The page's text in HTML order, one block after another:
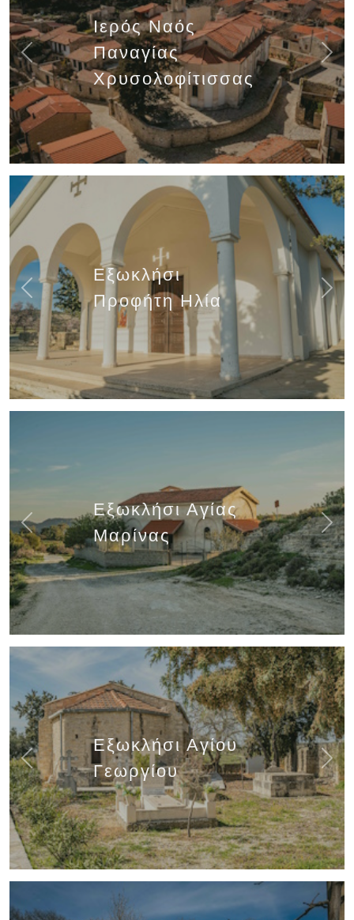
Ιερός Ναός
Παναγίας
Χρυσολοφίτισσας
Previous Next
Εξωκλήσι
Προφήτη Ηλία
Previous Next
Εξωκλήσι Αγίας
Μαρίνας
Previous Next
Εξωκλήσι Αγίου
Γεωργίου
Previous Next